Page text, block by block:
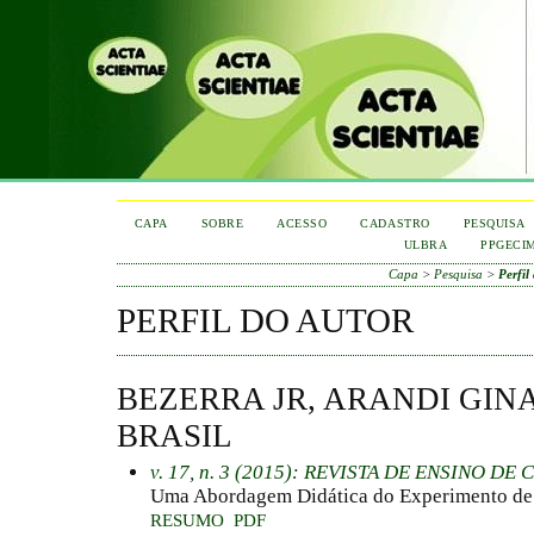
CAPA SOBRE ACESSO CADASTRO
PESQUISA
ULBRA
Capa > Pesquisa > Perfil
PERFIL DO AUTOR
BEZERRA JR, ARANDI
BRASIL
v. 17, n. 3 (2015): REVISTA DE ENSINO DE
Uma Abordagem Didática do Experimento
RESUMO PDF